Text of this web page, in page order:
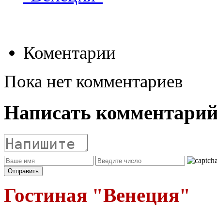
Коментарии
Пока нет комментариев
Написать
Гостиная "Венеция"